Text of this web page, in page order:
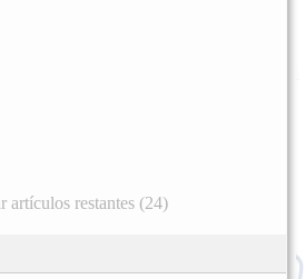
artículos restantes (24)